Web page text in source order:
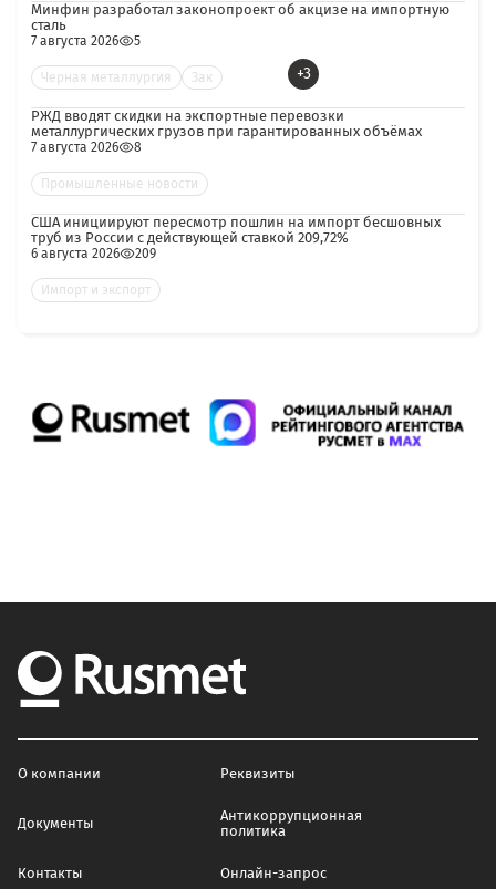
Минфин разработал законопроект об акцизе на импортную
сталь
7 августа 2026 5
Черная металлургия Зак +3
РЖД вводят скидки на экспортные перевозки
металлургических грузов при гарантированных объёмах
7 августа 2026 8
Промышленные новости
США инициируют пересмотр пошлин на импорт бесшовных
труб из России с действующей ставкой 209,72%
6 августа 2026 209
Импорт и экспорт
О компании Реквизиты
Документы
Антикоррупционная
политика
Контакты Онлайн-запрос